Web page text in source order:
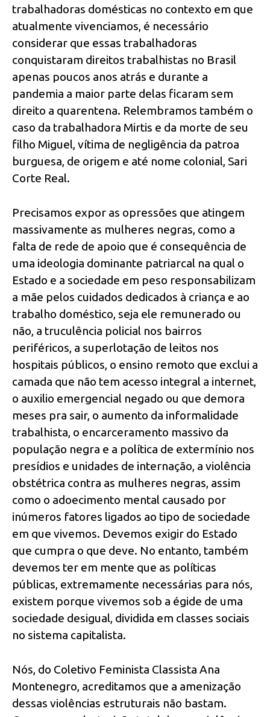
trabalhadoras domésticas no contexto em que
atualmente vivenciamos, é necessário
considerar que essas trabalhadoras
conquistaram direitos trabalhistas no Brasil
apenas poucos anos atrás e durante a
pandemia a maior parte delas ficaram sem
direito a quarentena. Relembramos também o
caso da trabalhadora Mirtis e da morte de seu
filho Miguel, vítima de negligência da patroa
burguesa, de origem e até nome colonial, Sari
Corte Real.
Precisamos expor as opressões que atingem
massivamente as mulheres negras, como a
falta de rede de apoio que é consequência de
uma ideologia dominante patriarcal na qual o
Estado e a sociedade em peso responsabilizam
a mãe pelos cuidados dedicados à criança e ao
trabalho doméstico, seja ele remunerado ou
não, a truculência policial nos bairros
periféricos, a superlotação de leitos nos
hospitais públicos, o ensino remoto que exclui a
camada que não tem acesso integral a internet,
o auxilio emergencial negado ou que demora
meses pra sair, o aumento da informalidade
trabalhista, o encarceramento massivo da
população negra e a política de extermínio nos
presídios e unidades de internação, a violência
obstétrica contra as mulheres negras, assim
como o adoecimento mental causado por
inúmeros fatores ligados ao tipo de sociedade
em que vivemos. Devemos exigir do Estado
que cumpra o que deve. No entanto, também
devemos ter em mente que as políticas
públicas, extremamente necessárias para nós,
existem porque vivemos sob a égide de uma
sociedade desigual, dividida em classes sociais
no sistema capitalista.
Nós, do Coletivo Feminista Classista Ana
Montenegro, acreditamos que a amenização
dessas violências estruturais não bastam.